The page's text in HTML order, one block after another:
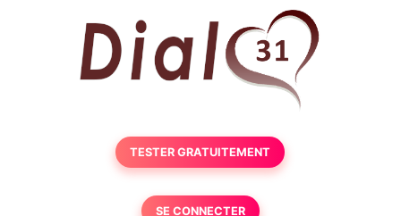
TESTER GRATUITEMENT
SE CONNECTER